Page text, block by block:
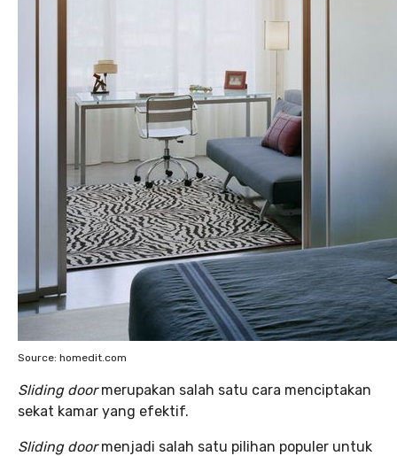
Source: homedit.com
Sliding doormerupakan salah satu cara menciptakan
sekat kamar yang efektif.
Sliding doormenjadi salah satu pilihan populer untuk